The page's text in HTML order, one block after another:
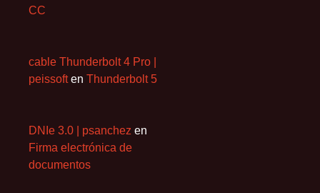
CC
cable Thunderbolt 4 Pro |
peissoften Thunderbolt 5
DNIe 3.0 | psanchez en
Firma electrónica de
documentos